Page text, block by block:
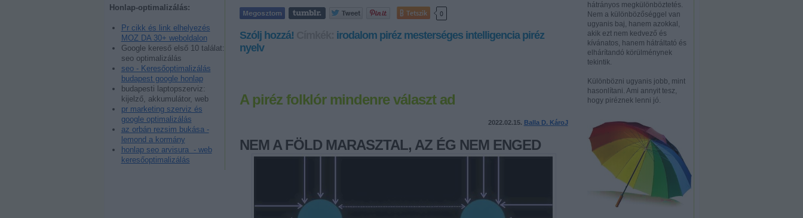
Honlap-optimalizálás:
Pr cikk és link elhelyezés
MOZ DA 30+ weboldalon
Google kereső első 10 találat:
seo optimalizálás
seo - Keresőoptimalizálás
budapest google honlap
budapesti laptopszerviz:
kijelző, akkumulátor, web
pr marketing szerviz és
google optimalizálás
az orbán rezsim bukása -
lemond a kormány
honlap seo arvisura - web
keresőoptimalizálás
hátrányos megkülönböztetés.
Nem a különbözőséggel van
ugyanis baj, hanem azokkal,
akik ezt nem kedvező és
kívánatos, hanem hátráltató és
elhárítandó körülménynek
tekintik.
Különbözni ugyanis jobb, mint
hasonlítani. Ami annyit tesz,
hogy piréznek lenni jó.
Tetszik 0
Szólj hozzá! irodalom piréz mesterséges intelligencia piréz
nyelv
A piréz folklór mindenre választ ad
2022.02.15. Balla D. KároJ
NEM A FÖLD MARASZTAL, AZ ÉG NEM ENGED